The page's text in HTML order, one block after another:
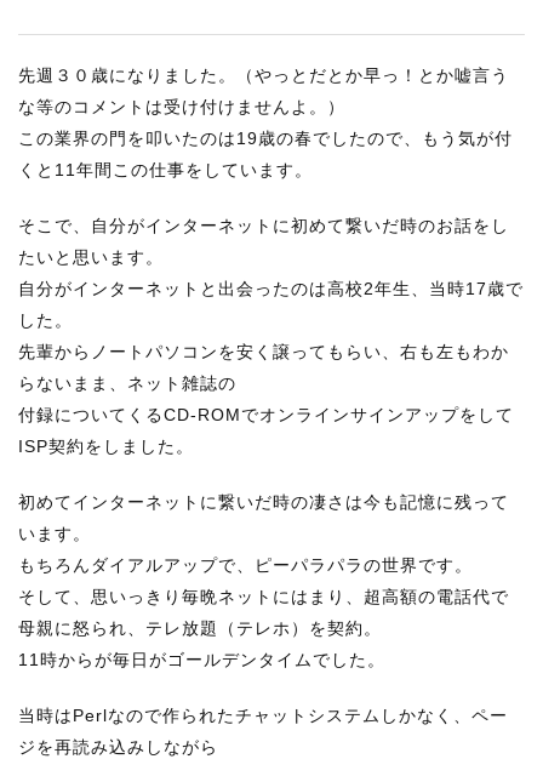
CONTACT US
サイトマップ
約款
情報セキュリティ
プライバシーポリシー
先週３０歳になりました。（やっとだとか早っ！とか嘘言う
な等のコメントは受け付けませんよ。）
この業界の門を叩いたのは19歳の春でしたので、もう気が付
くと11年間この仕事をしています。
そこで、自分がインターネットに初めて繋いだ時のお話をし
たいと思います。
自分がインターネットと出会ったのは高校2年生、当時17歳で
した。
先輩からノートパソコンを安く譲ってもらい、右も左もわか
らないまま、ネット雑誌の
付録についてくるCD-ROMでオンラインサインアップをして
ISP契約をしました。
初めてインターネットに繋いだ時の凄さは今も記憶に残って
います。
もちろんダイアルアップで、ピーパラパラの世界です。
そして、思いっきり毎晩ネットにはまり、超高額の電話代で
母親に怒られ、テレ放題（テレホ）を契約。
11時からが毎日がゴールデンタイムでした。
当時はPerlなので作られたチャットシステムしかなく、ペー
ジを再読み込みしながら